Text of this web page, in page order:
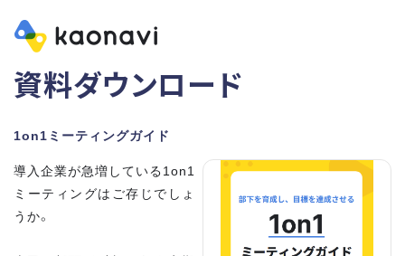
資料ダウンロード
1on1ミーティングガイド
導入企業が急増している1on1
ミーティングはご存じでしょ
うか。